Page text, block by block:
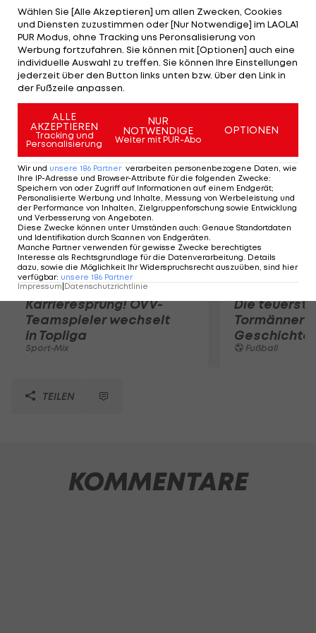
Rechnung. "Ich muss mir selbst eingestehen, dass
es nichts wird", so Radcliffe. Schon 2004 in Athen
musste die Marathon-Läuferin angeschlagen
aufgeben. 2008 in Peking kam die Wien-Starterin
2012 nach einer Verletzung im Vorfeld nicht über
Rang 23 hinaus.
Mehr zum Thema
Karrieresprung! ÖVV-
Teamspieler wechselt
in Topliga
Sport-Mix
Die
Tormänner
Geschichte
Fußball
TEILEN
KOMMENTARE
Wählen Sie [Alle Akzeptieren] um allen Zwecken, Cookies
und Diensten zuzustimmen oder [Nur Notwendige] im LAOLA1
PUR Modus, ohne Tracking uns Peronsalisierung von
Werbung fortzufahren. Sie können mit [Optionen] auch eine
individuelle Auswahl zu treffen. Sie können Ihre Einstellungen
jederzeit über den Button links unten bzw. über den Link in
der Fußzeile anpassen.
ALLE
AKZEPTIEREN
Tracking und
Personalisierung
NUR
NOTWENDIGE
Weiter mit PUR-Abo
OPTIONEN
Wir und unsere 186 Partner verarbeiten personenbezogene Daten, wie
Ihre IP-Adresse und Browser-Attribute für die folgenden Zwecke:
Speichern von oder Zugriff auf Informationen auf einem Endgerät;
Personalisierte Werbung und Inhalte, Messung von Werbeleistung und
der Performance von Inhalten, Zielgruppenforschung sowie Entwicklung
und Verbesserung von Angeboten.
Diese Zwecke können unter Umständen auch: Genaue Standortdaten
und Identifikation durch Scannen von Endgeräten.
Manche Partner verwenden für gewisse Zwecke berechtigtes
Interesse als Rechtsgrundlage für die Datenverarbeitung. Details
dazu, sowie die Möglichkeit Ihr Widerspruchsrecht auszuüben, sind hier
verfügbar: unsere 186 Partner
Impressum Datenschutzrichtlinie